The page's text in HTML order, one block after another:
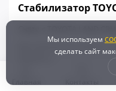
Стабилизатор
ВСЕ ЗАПЧАСТИ СНЯТЫ С
Мы используем
сделать сайт